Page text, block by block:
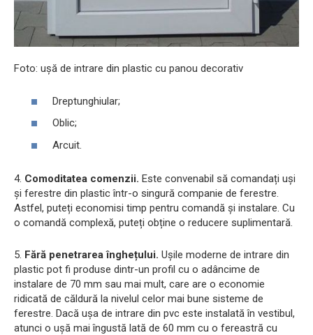
Foto: ușă de intrare din plastic cu panou decorativ
Dreptunghiular;
Oblic;
Arcuit.
4. Comoditatea comenzii. Este convenabil să comandați uși
și ferestre din plastic într-o singură companie de ferestre.
Astfel, puteți economisi timp pentru comandă și instalare. Cu
o comandă complexă, puteți obține o reducere suplimentară.
5. Fără penetrarea înghețului. Ușile moderne de intrare din
plastic pot fi produse dintr-un profil cu o adâncime de
instalare de 70 mm sau mai mult, care are o economie
ridicată de căldură la nivelul celor mai bune sisteme de
ferestre. Dacă ușa de intrare din pvc este instalată în vestibul,
atunci o ușă mai îngustă lată de 60 mm cu o fereastră cu